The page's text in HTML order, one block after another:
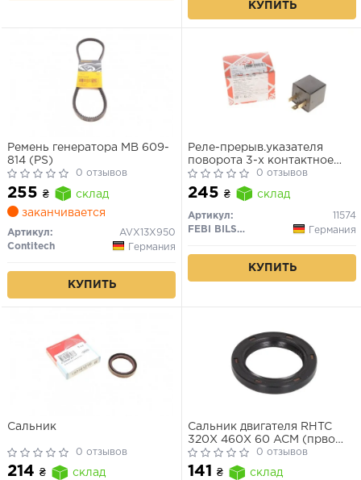
КУПИТЬ
Ремень генератора MB 609-
814 (PS)
0 отзывов
255 ₴
склад
заканчивается
Артикул:
AVX13X950
Contitech
Германия
КУПИТЬ
Реле-прерыв.указателя
поворота 3-х контактное
VW-Audi (пр-во FEBI)
0 отзывов
245 ₴ склад
Артикул:
11574
FEBI BILSTEIN
Германия
КУПИТЬ
Сальник
0 отзывов
214 ₴ склад
Сальник двигателя RHTC
320X 460X 60 ACM (прво
Corteco)
0 отзывов
141 ₴
склад